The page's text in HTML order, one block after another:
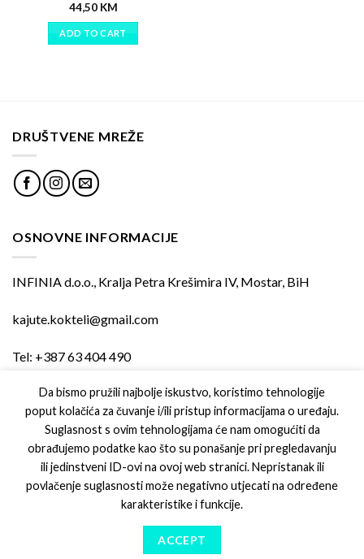
44,50 KM
ADD TO CART
DRUŠTVENE MREŽE
OSNOVNE INFORMACIJE
INFINIA d.o.o., Kralja Petra Krešimira IV, Mostar, BiH
kajute.kokteli@gmail.com
Tel: +387 63 404 490
PODRŠKA
Uvjeti kupovine
Izjava o privatnosti
Copyright 2026 ©Digital Republic d.o.o.
Da bismo pružili najbolje iskustvo, koristimo tehnologije
poput kolačića za čuvanje i/ili pristup informacijama o uređaju.
Suglasnost s ovim tehnologijama će nam omogućiti da
obrađujemo podatke kao što su ponašanje pri pregledavanju
ili jedinstveni ID-ovi na ovoj web stranici. Nepristanak ili
povlačenje suglasnosti može negativno utjecati na određene
karakteristike i funkcije.
ACCEPT